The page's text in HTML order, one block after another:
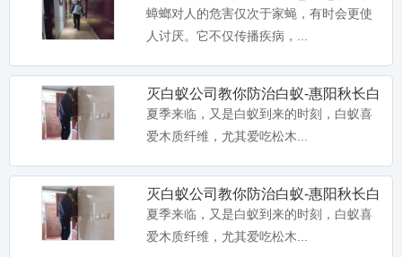
杀虫公司,淡水灭蟑螂
蟑螂对人的危害仅次于家蝇，有时会更使
人讨厌。它不仅传播疾病，...
灭白蚁公司教你防治白蚁-惠阳秋长白
蚁防治,沙田灭白蚁公司
夏季来临，又是白蚁到来的时刻，白蚁喜
爱木质纤维，尤其爱吃松木...
灭白蚁公司教你防治白蚁-惠阳秋长白
蚁防治,沙田灭白蚁公司
夏季来临，又是白蚁到来的时刻，白蚁喜
爱木质纤维，尤其爱吃松木...
卫豹·10%吡虫啉悬浮剂-惠州淡水装
修预防白蚁杀白药物-惠